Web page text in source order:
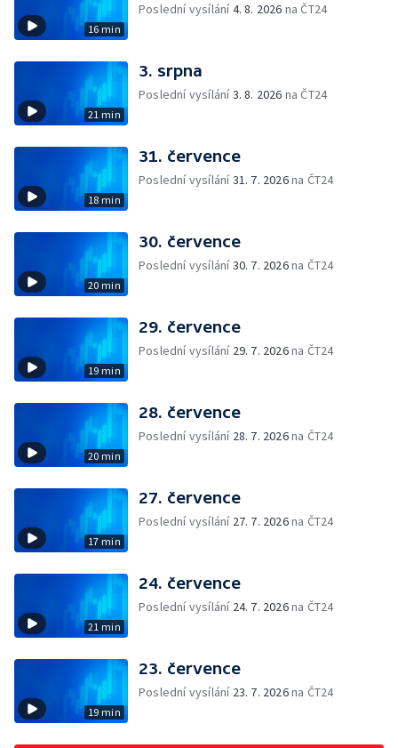
16 min
Poslední vysílání4. 8. 2026 na ČT24
21 min
3. srpna
Poslední vysílání3. 8. 2026 na ČT24
18 min
31. července
Poslední vysílání31. 7. 2026na ČT24
20 min
30. července
Poslední vysílání30. 7. 2026na ČT24
19 min
29. července
Poslední vysílání 29. 7. 2026na ČT24
20 min
28. července
Poslední vysílání 28. 7. 2026na ČT24
17 min
27. července
Poslední vysílání 27. 7. 2026na ČT24
21 min
24. července
Poslední vysílání 24. 7. 2026na ČT24
19 min
23. července
Poslední vysílání 23. 7. 2026na ČT24